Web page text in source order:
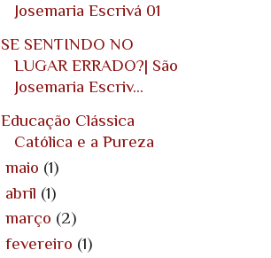
Josemaria Escrivá 01
SE SENTINDO NO
LUGAR ERRADO?| São
Josemaria Escriv...
Educação Clássica
Católica e a Pureza
maio (1)
abril (1)
março (2)
fevereiro (1)